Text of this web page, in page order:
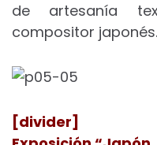
de artesanía
compositor japonés.
[divider]